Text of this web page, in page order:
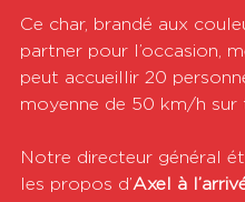
Ce char, brandé aux
partner pour l’occasion,
peut accueillir 20
moyenne de 50 km/h sur
Notre directeur général
les propos d’Axel à